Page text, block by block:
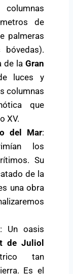
de
palmeras
de la Gran
luces y
columnas
que
XV.
del Mar:
los
Su
de la
una obra
: Un oasis
de Juliol
tan
Es el